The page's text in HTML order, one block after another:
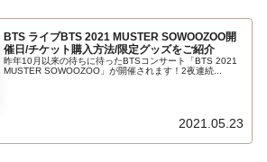
BTS ライブBTS 2021 MUSTER SOWOOZOO開
催日/チケット購入方法/限定グッズをご紹介
昨年10月以来の待ちに待ったBTSコンサート「BTS 2021
MUSTER SOWOOZOO」が開催されます！2夜連続...
2021.05.23